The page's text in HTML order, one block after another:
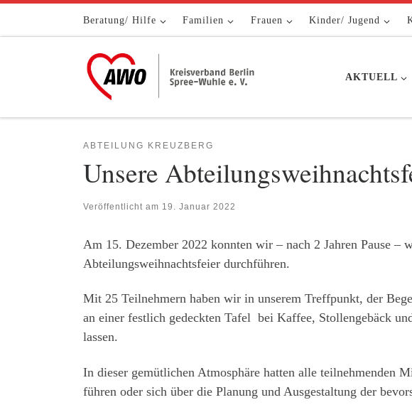
Zum Inhalt springenBeratung/ Hilfe Familien Frauen Kinder/ Jugend
AKTUELL
ABTEILUNG KREUZBERG
Unsere
Veröffentlicht am 19. Januar 2022
Am 15. Dezember 2022 konnten wir – nach 2 Jahren Pause –
Abteilungsweihnachtsfeier durchführen.
Mit 25 Teilnehmern haben wir in unserem Treffpunkt, der
an einer festlich gedeckten Tafel bei Kaffee, Stollengebäck
lassen.
In dieser gemütlichen Atmosphäre hatten alle teilnehmenden
führen oder sich über die Planung und Ausgestaltung der